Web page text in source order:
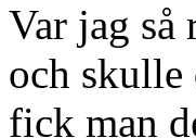
Var jag så
och skulle
fick man